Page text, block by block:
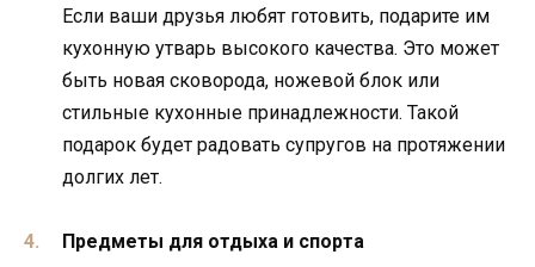
Если ваши друзья любят готовить, подарите им
кухонную утварь высокого качества. Это может
быть новая сковорода, ножевой блок или
стильные кухонные принадлежности. Такой
подарок будет радовать супругов на протяжении
долгих лет.
Предметы для отдыха и спорта